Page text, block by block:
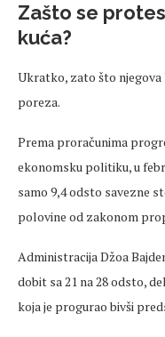
Zašto se
kuća?
Ukratko, zato što njegova
poreza.
Prema proračunima
ekonomsku politiku, u
samo 9,4 odsto savezne
polovine od zakonom
Administracija Džoa
dobit sa 21 na 28 odsto,
koja je progurao bivši